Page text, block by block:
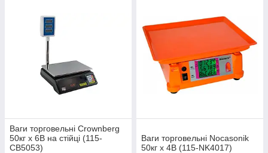
Ваги торговельні Crownberg
50кг x 6В на стійці (115-
СB5053)
Ваги торговельні Nocasonik
50кг x 4В (115-NK4017)